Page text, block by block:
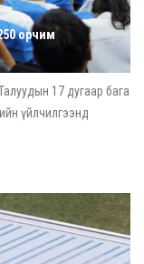
орчим
17 дугаар бага
үйлчилгээнд